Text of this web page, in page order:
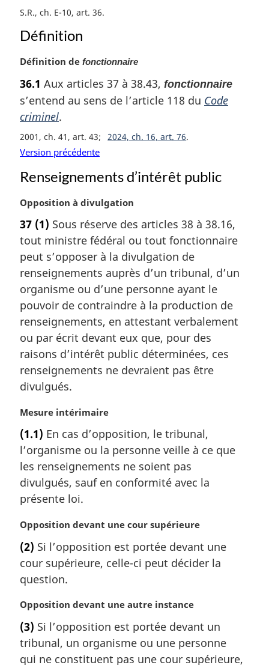
g
n
l
e
S.R., ch. E-10, art. 36
Définition
N
t
e
m
r
g
n
l
e
:
Définition de fonctionnaire
36.1 Aux articles 37 à 38.43, fonctionnaire
s’entend au sens de l’article 118 du Code
criminel.
2001, ch. 41, art. 43 2024, ch. 16, art. 76
Version précédente
Renseignements d’intérêt public
N
t
e
m
a
g
i
n
a
e
:
Opposition à divulgation
37 (1) Sous réserve des articles 38 à 38.16,
tout ministre fédéral ou tout fonctionnaire
peut s’opposer à la divulgation de
renseignements auprès d’un tribunal, d’un
organisme ou d’une personne ayant le
pouvoir de contraindre à la production de
renseignements, en attestant verbalement
ou par écrit devant eux que, pour des
raisons d’intérêt public déterminées, ces
renseignements ne devraient pas être
divulgués.
N
t
e
m
a
g
n
a
e
:
Mesure intérimaire
(1.1) En cas d’opposition, le tribunal,
l’organisme ou la personne veille à ce que
les renseignements ne soient pas
divulgués, sauf en conformité avec la
présente loi.
N
t
e
m
r
i
n
a
Opposition devant une cour supérieure
(2) Si l’opposition est portée devant une
cour supérieure, celle-ci peut décider la
question.
N
t
e
m
Opposition devant une autre instance
(3) Si l’opposition est portée devant un
tribunal, un organisme ou une personne
qui ne constituent pas une cour supérieure,